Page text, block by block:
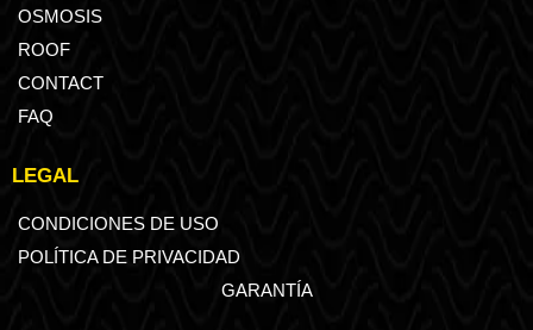
OSMOSIS
ROOF
CONTACT
FAQ
LEGAL
CONDICIONES DE USO
POLÍTICA DE PRIVACIDAD
GARANTÍA